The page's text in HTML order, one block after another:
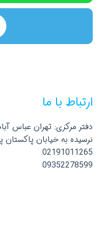
ارتباط با ما
دفتر مرکزی: تهران عباس
نرسیده به خیابان پاکستان پلاک312 طبقه
02191011265
09352278599